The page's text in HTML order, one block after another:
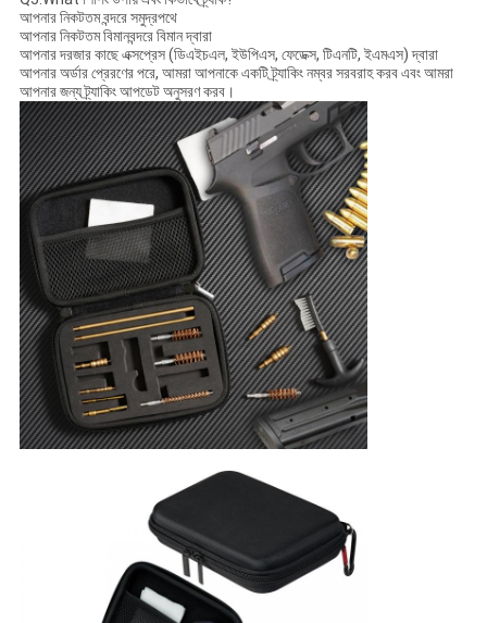
আপনার নিকটতম বন্দরে সমুদ্রপথে
আপনার নিকটতম বিমানবন্দরে বিমান দ্বারা
আপনার দরজার কাছে এক্সপ্রেস (ডিএইচএল, ইউপিএস, ফেডেক্স, টিএনটি, ইএমএস) দ্বারা
আপনার অর্ডার প্রেরণের পরে, আমরা আপনাকে একটি ট্র্যাকিং নম্বর সরবরাহ করব এবং আমরা
আপনার জন্য ট্র্যাকিং আপডেট অনুসরণ করব।